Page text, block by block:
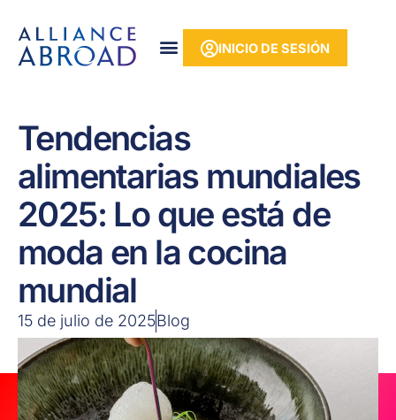
contenido
INICIO DE SESIÓN
Tendencias
alimentarias mundiales
2025: Lo que está de
moda en la cocina
mundial
15 de julio de 2025Blog